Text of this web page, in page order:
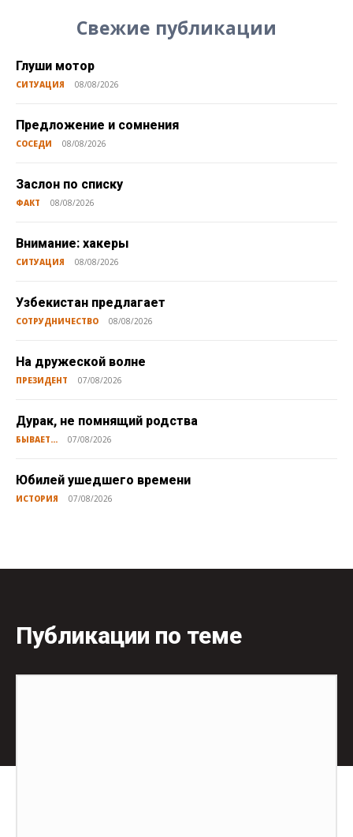
Свежие публикации
Глуши мотор
СИТУАЦИЯ 08/08/2026
Предложение и сомнения
СОСЕДИ 08/08/2026
Заслон по списку
ФАКТ 08/08/2026
Внимание: хакеры
СИТУАЦИЯ 08/08/2026
Узбекистан предлагает
СОТРУДНИЧЕСТВО 08/08/2026
На дружеской волне
ПРЕЗИДЕНТ 07/08/2026
Дурак, не помнящий родства
БЫВАЕТ... 07/08/2026
Юбилей ушедшего времени
ИСТОРИЯ 07/08/2026
Публикации по теме